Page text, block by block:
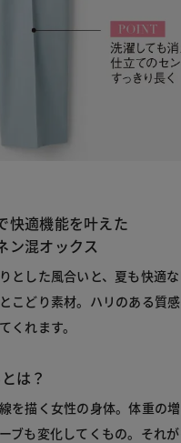
快適機能を叶えた
ン混オックス
とした風合いと、夏も快適
こどり素材。ハリのある質
くれます。
は？
を描く女性の身体。体重の増
ブも変化してくもの。それ